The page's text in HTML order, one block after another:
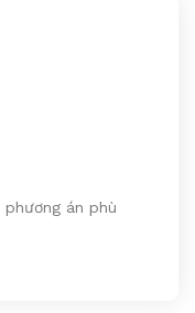
án phù